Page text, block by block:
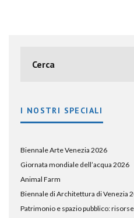
I NOSTRI SPECIALI
Biennale Arte Venezia 2026
Giornata mondiale dell’acqua 2026
Animal Farm
Biennale di Architettura di Venezia
Patrimonio e spazio pubblico: